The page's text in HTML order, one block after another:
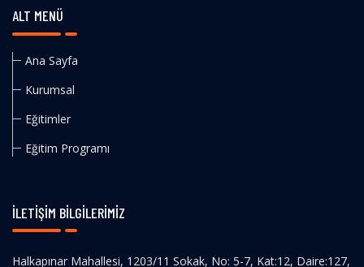
ALT MENÜ
Ana Sayfa
Kurumsal
Eğitimler
Eğitim Programı
İLETIŞIM BILGILERIMIZ
Halkapınar Mahallesi, 1203/11 Sokak, No: 5-7, Kat:12, Daire:127,